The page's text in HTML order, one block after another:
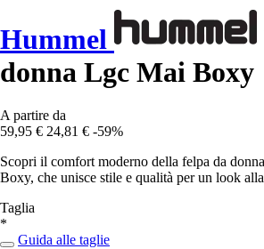
Hummel
donna Lgc Mai Boxy
A partire da
59,95 € 24,81 € -59%
Scopri il comfort moderno della felpa da
Boxy, che unisce stile e qualità per un look
Taglia
*
Guida alle taglie